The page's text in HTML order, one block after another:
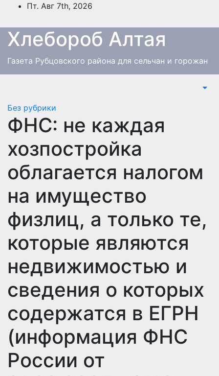
Перейти
содержимому
Пт. Авг 7th, 2026
Хлебороб Алтая
Газета Рубцовского района для сельчан и горожан
Без рубрики
ФНС: не каждая
хозпостройка
облагается налогом
на имущество
физлиц, а только те,
которые являются
недвижимостью и
сведения о которых
содержатся в ЕГРН
(информация ФНС
России от